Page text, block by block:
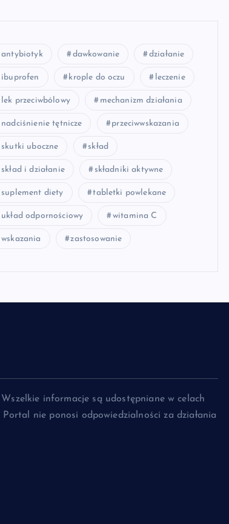
antybiotyk dawkowanie działanie
ibuprofen krople do oczu leczenie
lek przeciwbólowy mechanizm działania
nadciśnienie tętnicze przeciwwskazania
skutki uboczne skład
skład i działanie składniki aktywne
suplement diety tabletki powlekane
układ odpornościowy witamina C
wskazania zastosowanie
informacje są udostępniane w celach
nie ponosi odpowiedzialności za działania